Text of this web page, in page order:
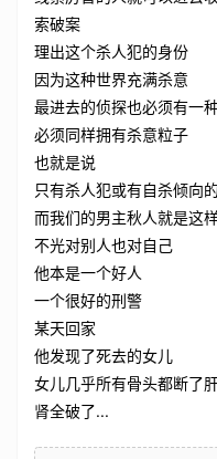
索破案
理出这个杀人犯的身份
因为这种世界充满杀意
最进去的侦探也必须有一
必须同样拥有杀意粒子
也就是说
只有杀人犯或有自杀倾向
而我们的男主秋人就是这
不光对别人也对自己
他本是一个好人
一个很好的刑警
某天回家
他发现了死去的女儿
女儿几乎所有骨头都断了
肾全破了...